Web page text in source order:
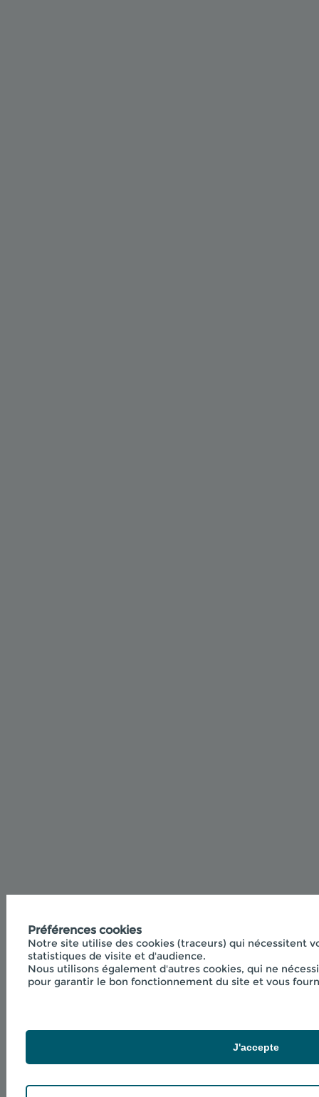
Préférences cookies
Notre site utilise des cookies (traceurs) qui nécessitent
statistiques de visite et d'audience.
Nous utilisons également d'autres cookies, qui ne
pour garantir le bon fonctionnement du site et vous
J'accepte